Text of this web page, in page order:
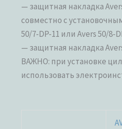
— защитная накладка
совместно с
50/7-DP-11 или Avers 50/8-
— защитная накладка
ВАЖНО: при установке
использовать